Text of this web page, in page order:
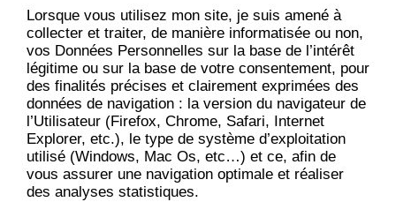
Lorsque vous utilisez mon site, je suis amené à
collecter et traiter, de manière informatisée ou non,
vos Données Personnelles sur la base de l’intérêt
légitime ou sur la base de votre consentement, pour
des finalités précises et clairement exprimées des
données de navigation : la version du navigateur de
l’Utilisateur (Firefox, Chrome, Safari, Internet
Explorer, etc.), le type de système d’exploitation
utilisé (Windows, Mac Os, etc…) et ce, afin de
vous assurer une navigation optimale et réaliser
des analyses statistiques.